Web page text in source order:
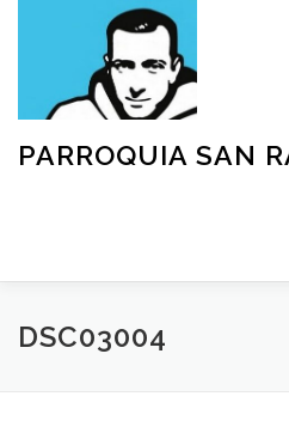
PARROQUIA SAN
NUESTRA PARROQUIA
DSC03004